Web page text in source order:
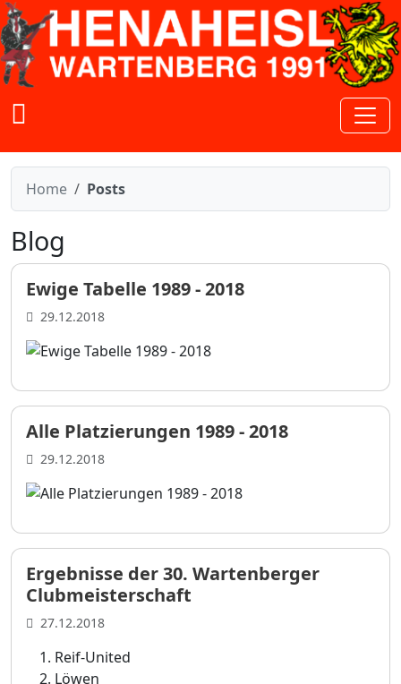
Zum Inhalt springen
Home Posts
Blog
Ewige Tabelle 1989 - 2018
29.12.2018
Alle Platzierungen 1989 - 2018
29.12.2018
Ergebnisse der 30. Wartenberger
Clubmeisterschaft
27.12.2018
Reif-United
Löwen